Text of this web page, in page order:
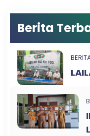
Berita